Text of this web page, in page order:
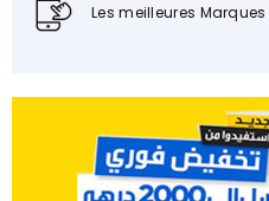
Les meilleures Marques